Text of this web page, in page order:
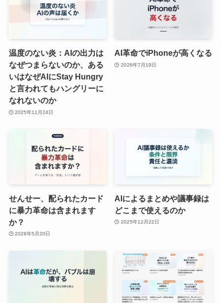
温度のない炎：AIの出力は
なぜつまらないのか、ある
いはなぜAIにStay Hungry
と言われてもハングリーに
なれないのか
2025年11月24日
AI革命でiPhoneが高くなる
2026年7月19日
せんせー、配られたカード
に暴力革命は含まれます
か？
2026年5月20日
AIによるまとめや議事録は
どこまで使えるのか
2025年12月22日